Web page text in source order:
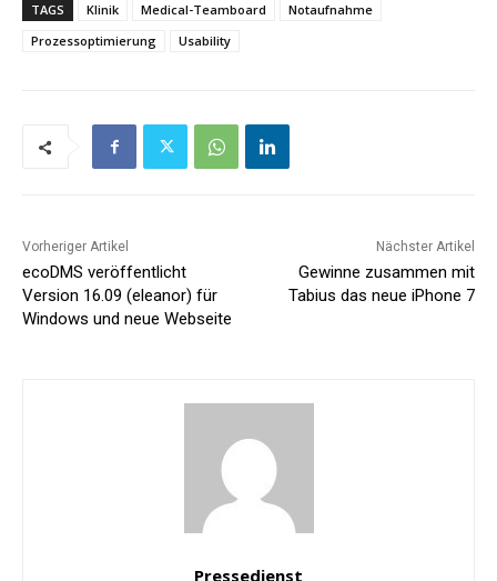
TAGS Klinik Medical-Teamboard
Notaufnahme
Prozessoptimierung
Usability
Vorheriger Artikel
ecoDMS veröffentlicht
Version 16.09 (eleanor) für
Windows und neue Webseite
Nächster Artikel
Gewinne zusammen mit
Tabius das neue iPhone 7
Pressedienst